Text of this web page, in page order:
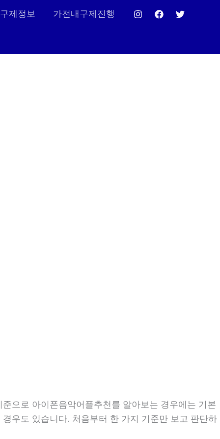
제정보 가전내구제진행
으로 아이폰음악어플추천를 알아보는 경우에는 기본
우도 있습니다. 처음부터 한 가지 기준만 보고 판단하